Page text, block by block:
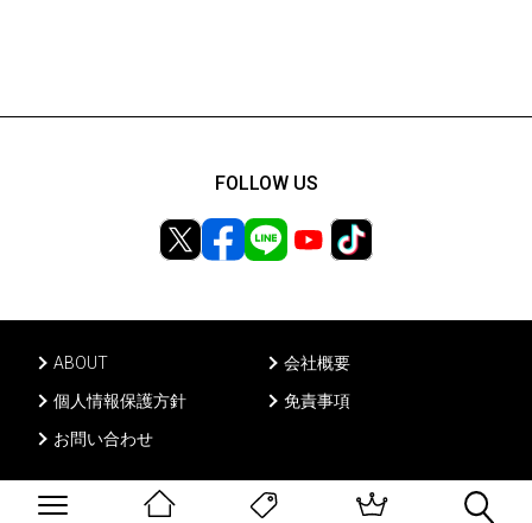
ABOUT
会社概要
個人情報保護方針
免責事項
お問い合わせ
FOLLOW US